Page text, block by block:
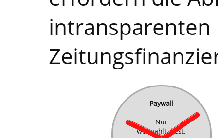
Paywall
Nur
wer zahlt, liest.